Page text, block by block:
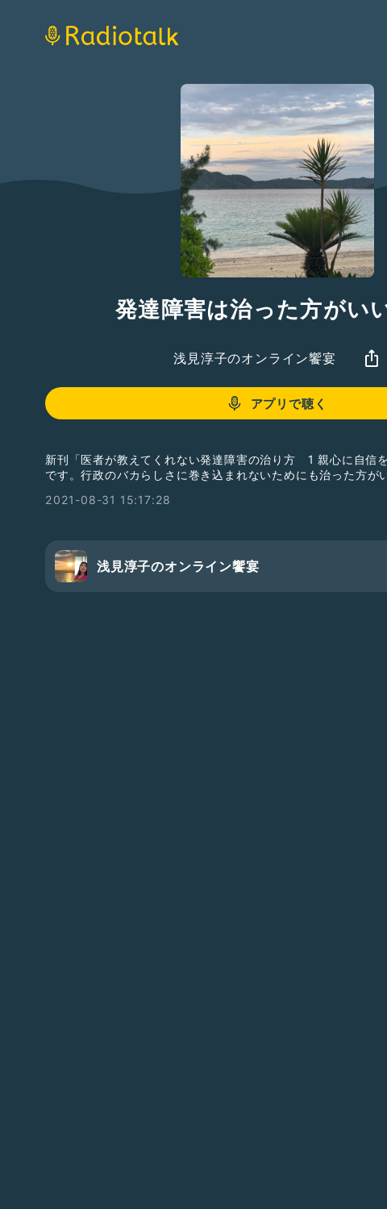
発達障害は治った方がい
浅見淳子のオンライン饗宴
アプリで聴く
新刊「医者が教えてくれない発達障害の治り方 1 親心に自信
です。行政のバカらしさに巻き込まれないためにも治った方が
2021-08-31 15:17:28
浅見淳子のオンライン饗宴